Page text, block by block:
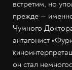
встретим, но
прежде —
Чумного
антагонист
он стал